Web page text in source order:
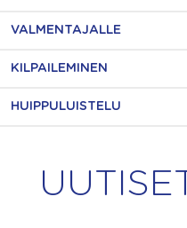
VALMENTAJALLE
KILPAILEMINEN
HUIPPULUISTELU
UUTISET